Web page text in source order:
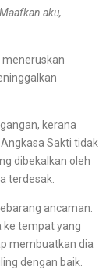
aku,
kerana
Sakti tidak
dibekalkan oleh
terdesak.
ancaman.
ke tempat yang
membuatkan dia
dengan baik.